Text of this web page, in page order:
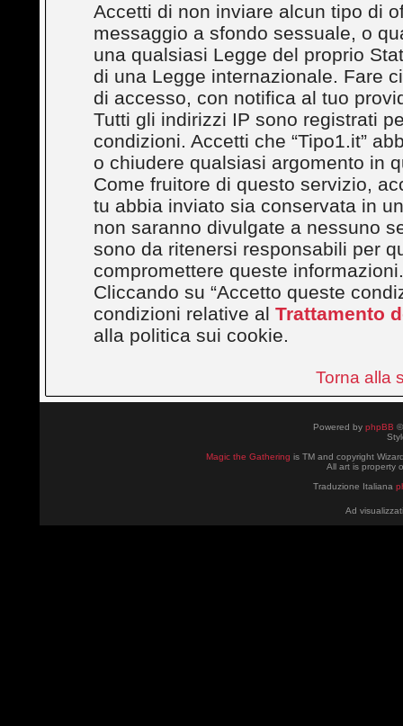
Accetti di non inviare alcun tipo di
messaggio a sfondo sessuale, o
una qualsiasi Legge del proprio
di una Legge internazionale. Fare
di accesso, con notifica al tuo
Tutti gli indirizzi IP sono registrati
condizioni. Accetti che “Tipo1.it”
o chiudere qualsiasi argomento in
Come fruitore di questo servizio,
tu abbia inviato sia conservata in
non saranno divulgate a nessuno
sono da ritenersi responsabili per
compromettere queste informazioni.
Cliccando su “Accetto queste
condizioni relative al Trattamento
alla politica sui cookie.
Torna alla
Powered by phpBB
Magic the Gathering is TM and copyright
All art is property
Traduzione Italiana
Ad